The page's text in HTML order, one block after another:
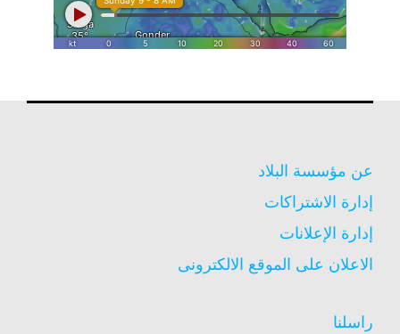
عن مؤسسة البلاد
إدارة الاشتراكات
إدارة الإعلانات
الاعلان على الموقع الالكترونى
راسلنا